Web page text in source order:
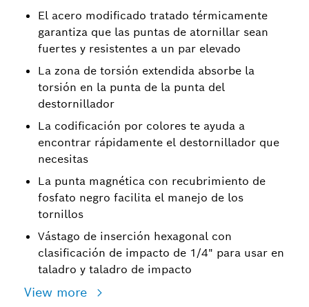
El acero modificado tratado térmicamente
garantiza que las puntas de atornillar sean
fuertes y resistentes a un par elevado
La zona de torsión extendida absorbe la
torsión en la punta de la punta del
destornillador
La codificación por colores te ayuda a
encontrar rápidamente el destornillador que
necesitas
La punta magnética con recubrimiento de
fosfato negro facilita el manejo de los
tornillos
Vástago de inserción hexagonal con
clasificación de impacto de 1/4" para usar en
taladro y taladro de impacto
View more